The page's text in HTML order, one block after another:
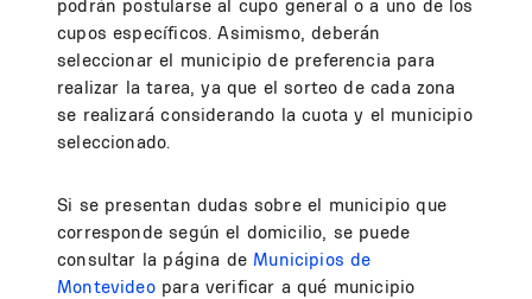
podrán postularse al cupo general o a uno de los
cupos específicos. Asimismo, deberán
seleccionar el municipio de preferencia para
realizar la tarea, ya que el sorteo de cada zona
se realizará considerando la cuota y el municipio
seleccionado.
Si se presentan dudas sobre el municipio que
corresponde según el domicilio, se puede
consultar la página de Municipios de
Montevideopara verificar a qué municipio